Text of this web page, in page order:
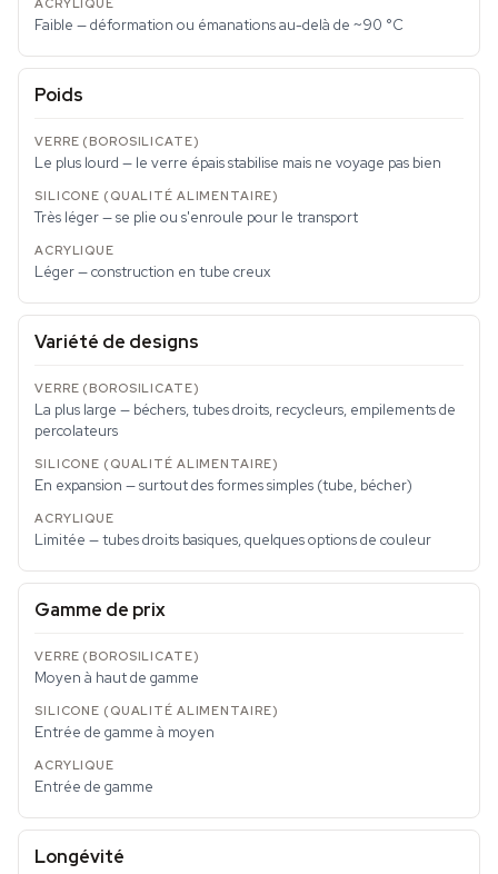
Faible — déformation ou émanations au-delà de ~90 °C
Poids
Le plus lourd — le verre épais stabilise mais ne voyage pas bien
Très léger — se plie ou s'enroule pour le transport
Léger — construction en tube creux
Variété de designs
La plus large — béchers, tubes droits, recycleurs, empilements de
percolateurs
En expansion — surtout des formes simples (tube, bécher)
Limitée — tubes droits basiques, quelques options de couleur
Gamme de prix
Moyen à haut de gamme
Entrée de gamme à moyen
Entrée de gamme
Longévité